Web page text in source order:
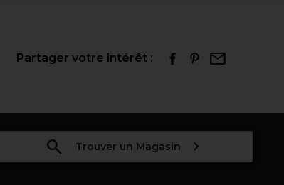
Partager votre intérêt :
Trouver un Magasin